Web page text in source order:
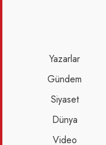
Yazarlar
Gündem
Siyaset
Dünya
Video